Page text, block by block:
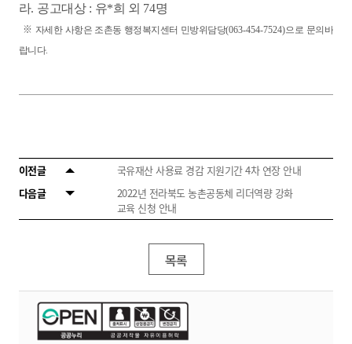
라. 공고대상 : 유*희 외 74명
※ 자세한 사항은 조촌동 행정복지센터 민방위담당(063-454-7524)으로 문의바
랍니다.
이전글
국유재산 사용료 경감 지원기간 4차 연장 안내
다음글
2022년 전라북도 농촌공동체 리더역량 강화
교육 신청 안내
목록